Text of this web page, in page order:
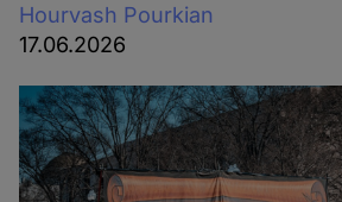
Hourvash Pourkian
17.06.2026